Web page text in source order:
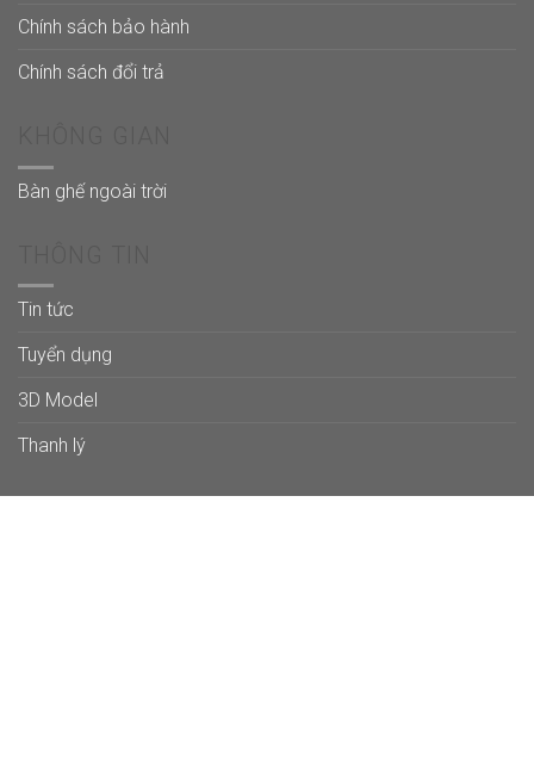
Chính sách bảo hành
Chính sách đổi trả
Bàn ghế ngoài trời
Tin tức
Tuyển dụng
3D Model
Thanh lý